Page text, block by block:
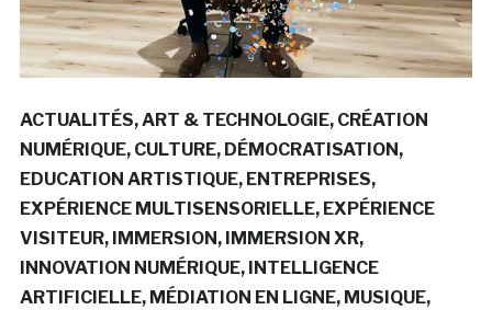
ACTUALITÉS ART & TECHNOLOGIE CRÉATION
NUMÉRIQUE CULTURE DÉMOCRATISATION
EDUCATION ARTISTIQUE ENTREPRISES
EXPÉRIENCE MULTISENSORIELLE EXPÉRIENCE
VISITEUR
IMMERSION
IMMERSION XR
INNOVATION NUMÉRIQUE
INTELLIGENCE
ARTIFICIELLE MÉDIATION EN LIGNE MUSIQUE